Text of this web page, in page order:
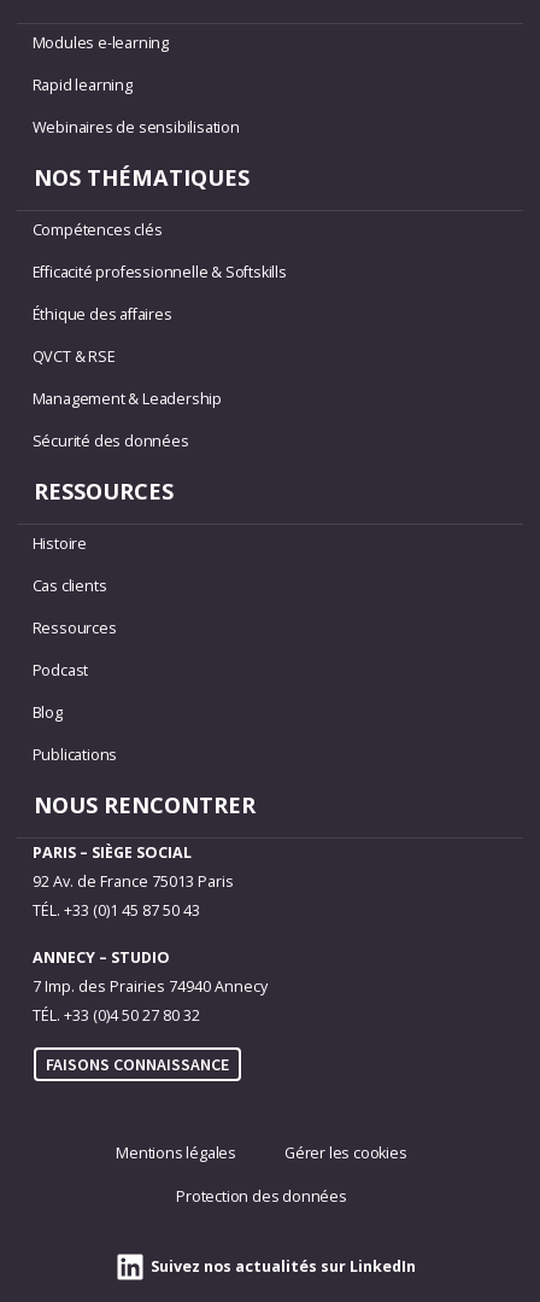
Modules e-learning
Rapid learning
Webinaires de sensibilisation
NOS THÉMATIQUES
Compétences clés
Efficacité professionnelle & Softskills
Éthique des affaires
QVCT & RSE
Management & Leadership
Sécurité des données
RESSOURCES
Histoire
Cas clients
Ressources
Podcast
Blog
Publications
NOUS RENCONTRER
PARIS – SIÈGE SOCIAL
92 Av. de France 75013 Paris
TÉL. +33 (0)1 45 87 50 43
ANNECY – STUDIO
7 Imp. des Prairies 74940 Annecy
TÉL. +33 (0)4 50 27 80 32
FAISONS CONNAISSANCE
Mentions légales Gérer les cookies
Protection des données
Suivez nos actualités sur LinkedIn